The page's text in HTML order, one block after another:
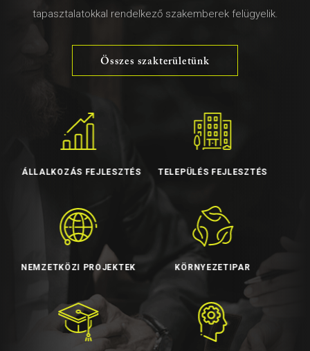
tapasztalatokkal rendelkező szakemberek felügyelik.
Összes szakterületünk
TELEPÜLÉS FEJLESZTÉS
KÖRNYEZETIPAR
TURIZMUS
VIDÉKFEJLESZTÉS